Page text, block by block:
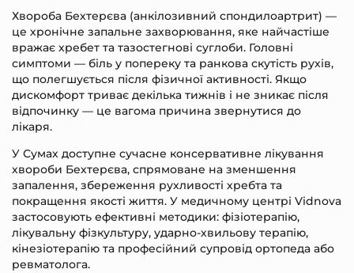
Хвороба Бехтерєва (анкілозивний спондилоартрит) —
це хронічне запальне захворювання, яке найчастіше
вражає хребет та тазостегнові суглоби. Головні
симптоми — біль у попереку та ранкова скутість рухів,
що полегшується після фізичної активності. Якщо
дискомфорт триває декілька тижнів і не зникає після
відпочинку — це вагома причина звернутися до
лікаря.
У Сумах доступне сучасне консервативне лікування
хвороби Бехтерєва, спрямоване на зменшення
запалення, збереження рухливості хребта та
покращення якості життя. У медичному центрі Vidnova
застосовують ефективні методики: фізіотерапію,
лікувальну фізкультуру, ударно-хвильову терапію,
кінезіотерапію та професійний супровід ортопеда або
ревматолога.